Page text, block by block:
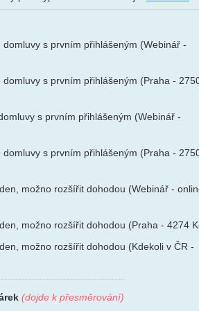
domluvy s prvním přihlášeným (Webinář -
domluvy s prvním přihlášeným (Praha -
s prvním přihlášeným (Webinář -
domluvy s prvním přihlášeným (Praha -
možno rozšířit dohodou (Webinář -
možno rozšířit dohodou (Praha - 4274
možno rozšířit dohodou (Kdekoli v ČR -
(dojde k přesměrování)